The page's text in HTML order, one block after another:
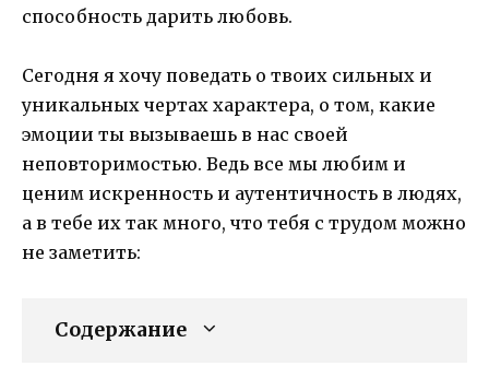
способность дарить любовь.
Сегодня я хочу поведать о твоих сильных и
уникальных чертах характера, о том, какие
эмоции ты вызываешь в нас своей
неповторимостью. Ведь все мы любим и
ценим искренность и аутентичность в людях,
а в тебе их так много, что тебя с трудом можно
не заметить:
Содержание